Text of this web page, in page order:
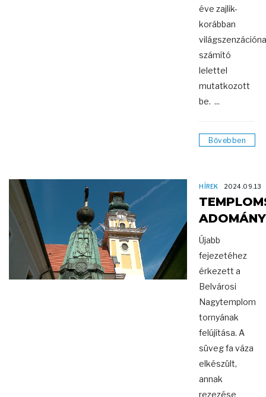
éve zajlik-
korábban
számító
lelettel
mutatkozott
be. ...
Bővebben
HÍREK 2024.09.13
ADOMÁNY
Újabb
fejezetéhez
érkezett a
Belvárosi
Nagytemplom
tornyának
felújítása. A
süveg fa váza
elkészült,
annak
rezezése